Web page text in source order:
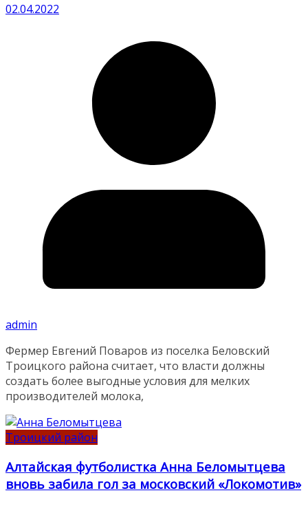
02.04.2022
admin
Фермер Евгений Поваров из поселка Беловский
Троицкого района считает, что власти должны
создать более выгодные условия для мелких
производителей молока,
Троицкий район
Алтайская футболистка Анна Беломытцева
вновь забила гол за московский «Локомотив»